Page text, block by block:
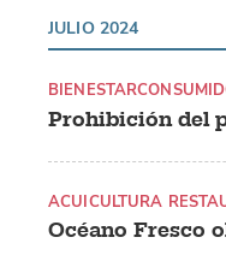
JULIO 2024
Prohibición del
BIENESTAR
Océano Fresco
ACUICULTURA